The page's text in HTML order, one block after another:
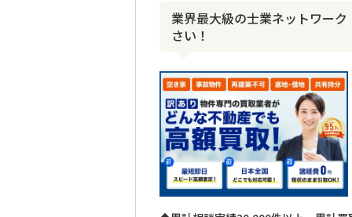
業界最大級の士業ネットワー
さい！